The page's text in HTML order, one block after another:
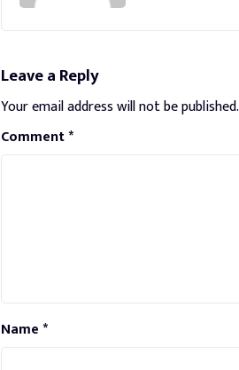
Leave a Reply
Your email address will not be published.
Comment*
Name*